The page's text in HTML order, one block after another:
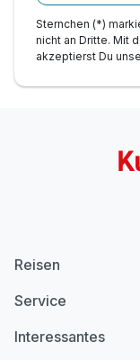
Sternchen (*)
nicht an Dritte. Mit
akzeptierst Du
Reisen
Service
Interessantes